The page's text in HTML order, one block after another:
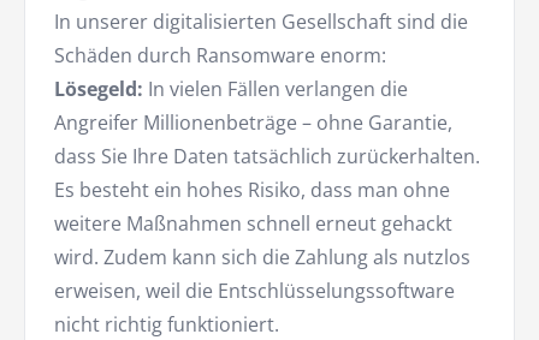
In unserer digitalisierten Gesellschaft sind die
Schäden durch Ransomware enorm:
Lösegeld: In vielen Fällen verlangen die
Angreifer Millionenbeträge – ohne Garantie,
dass Sie Ihre Daten tatsächlich zurückerhalten.
Es besteht ein hohes Risiko, dass man ohne
weitere Maßnahmen schnell erneut gehackt
wird. Zudem kann sich die Zahlung als nutzlos
erweisen, weil die Entschlüsselungssoftware
nicht richtig funktioniert.